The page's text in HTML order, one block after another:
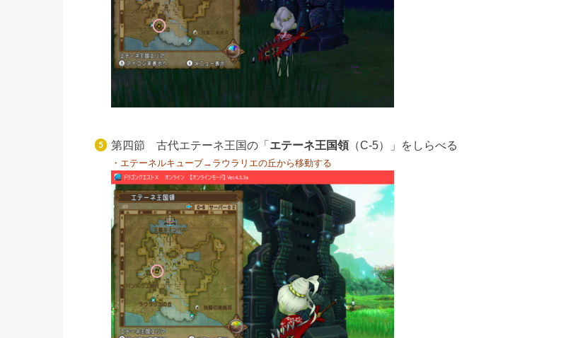
第四節 古代エテーネ王国の「 エテーネ王国領 （C-5）」をしらべる
・エテーネルキューブ→ラウラリエの丘から移動する